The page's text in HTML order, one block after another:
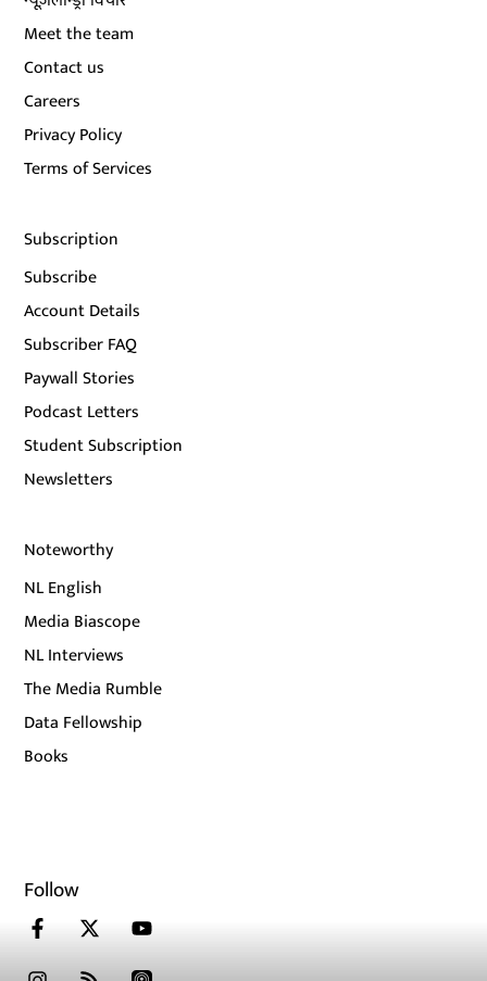
Meet the team
Contact us
Careers
Privacy Policy
Terms of Services
Subscription
Subscribe
Account Details
Subscriber FAQ
Paywall Stories
Podcast Letters
Student Subscription
Newsletters
Noteworthy
NL English
Media Biascope
NL Interviews
The Media Rumble
Data Fellowship
Books
Follow